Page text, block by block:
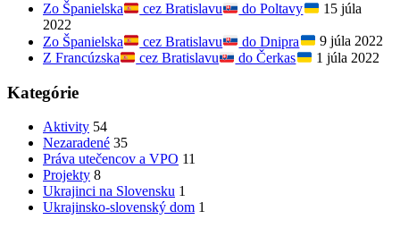
Zo Španielska cez Bratislavu do Poltavy
15 júla
2022
Zo Španielska
cez Bratislavu do Dnipra
9 júla 2022
Z Francúzska
cez Bratislavu do Čerkas 1 júla 2022
Kategórie
Aktivity 54
Nezaradené 35
Práva utečencov a VPO 11
Projekty 8
Ukrajinci na Slovensku 1
Ukrajinsko-slovenský dom 1